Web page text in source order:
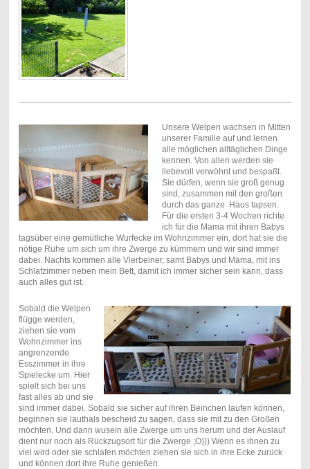
Unsere Welpen wachsen in Mitten
unserer Familie auf und lernen
alle möglichen alltäglichen Dinge
kennen. Von allen werden sie
liebevoll verwöhnt und bespaßt.
Sie dürfen, wenn sie groß genug
sind, zusammen mit den großen
durch das ganze Haus tapsen.
Für die ersten 3-4 Wochen richte
ich für die Mama mit ihren Babys
tagsüber eine gemütliche Wurfecke im Wohnzimmer ein, dort hat sie die
nötige Ruhe um sich um ihre Zwerge zu kümmern und wir sind immer
dabei. Nachts kommen alle Vierbeiner, samt Babys und Mama, mit ins
Schlafzimmer neben mein Bett, damit ich immer sicher sein kann, dass
auch alles gut ist.
Sobald die Welpen
flügge werden,
ziehen sie vom
Wohnzimmer ins
angrenzende
Esszimmer in ihre
Spielecke um. Hier
spielt sich bei uns
fast alles ab und sie
sind immer dabei. Sobald sie sicher auf ihren Beinchen laufen können,
beginnen sie lauthals bescheid zu sagen, dass sie mit zu den Großen
möchten. Und dann wuseln alle Zwerge um uns herum und der Auslauf
dient nur noch als Rückzugsort für die Zwerge ;O))) Wenn es ihnen zu
viel wird oder sie schlafen möchten ziehen sie sich in ihre Ecke zurück
und können dort ihre Ruhe genießen.